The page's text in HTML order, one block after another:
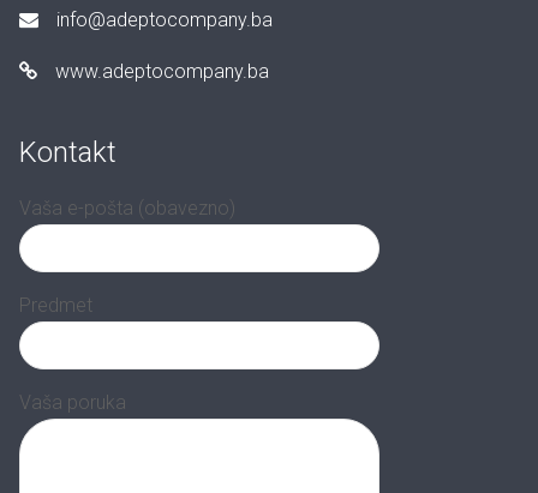
info@adeptocompany.ba
www.adeptocompany.ba
Kontakt
Vaša e-pošta (obavezno)
Predmet
Vaša poruka